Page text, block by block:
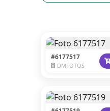
#6177517
DMFOTOS